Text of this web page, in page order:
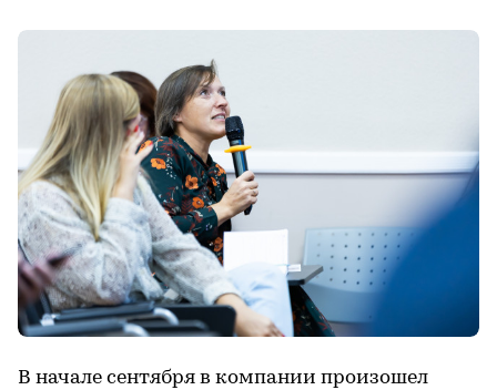
В начале сентября в компании произошел